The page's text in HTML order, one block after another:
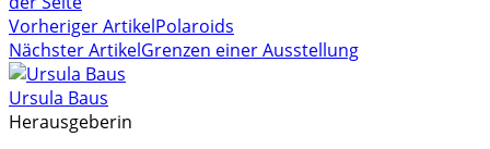
Vorheriger ArtikelPolaroids
Nächster ArtikelGrenzen einer Ausstellung
Ursula Baus
Herausgeberin